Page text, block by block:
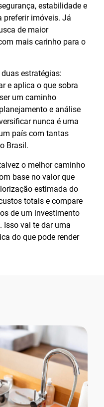
estabilidade e
preferir imóveis. Já
de maior
mais carinho para o
estratégias:
e aplica o que sobra
um caminho
e análise
nunca é uma
país com tantas
Brasil.
o melhor caminho
base no valor que
estimada do
totais e compare
de um investimento
Isso vai te dar uma
do que pode render